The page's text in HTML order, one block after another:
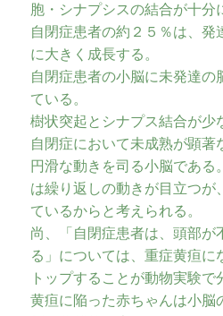
胞・シナプシスの結合が十分
自閉症患者の約２５％は、発
に大きく成長する。
自閉症患者の小脳に未発達の
ている。
樹状突起とシナプス結合が少
自閉症において未成熟が顕著
円滑な動きを司る小脳である
は繰り返しの動きが目立つが
ているからと考えられる。
尚、「自閉症患者は、頭部が
る」については、重症黄疸に
トップすることが動物実験
黄疸に陥った赤ちゃんは小脳